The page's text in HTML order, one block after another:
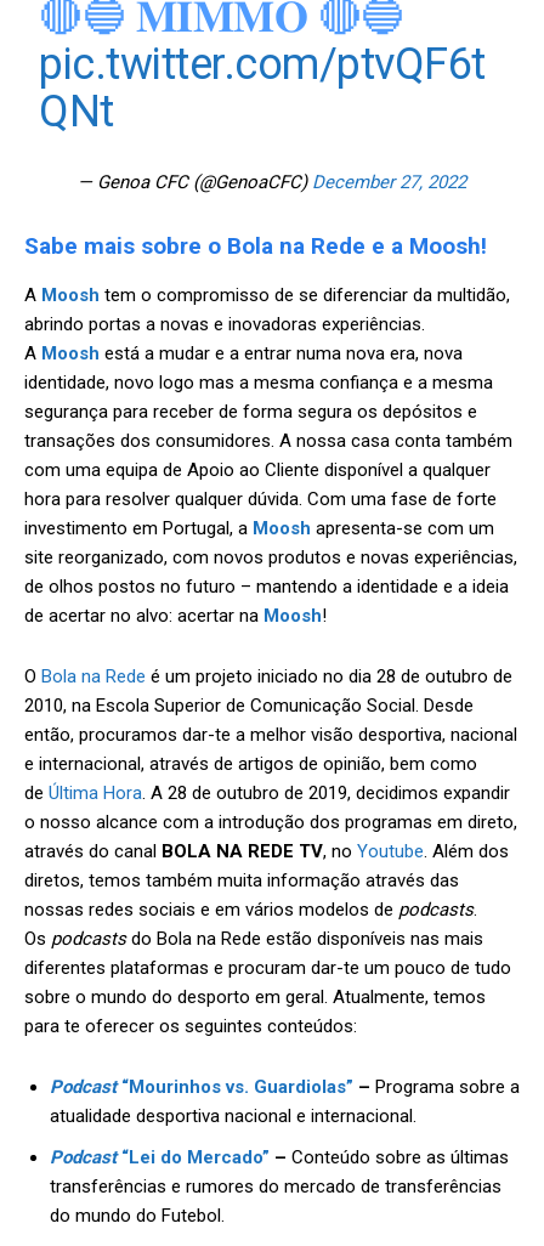
🔴🔵 𝐌𝚰𝐌𝐌𝐎 🔴🔵
pic.twitter.com/ptvQF6t
QNt
— Genoa CFC (@GenoaCFC) December 27, 2022
Sabe mais sobre o Bola na Rede e a Moosh!
A Moosh tem o compromisso de se diferenciar da multidão,
abrindo portas a novas e inovadoras experiências.
A Moosh está a mudar e a entrar numa nova era, nova
identidade, novo logo mas a mesma confiança e a mesma
segurança para receber de forma segura os depósitos e
transações dos consumidores. A nossa casa conta também
com uma equipa de Apoio ao Cliente disponível a qualquer
hora para resolver qualquer dúvida. Com uma fase de forte
investimento em Portugal, a Moosh apresenta-se com um
site reorganizado, com novos produtos e novas experiências,
de olhos postos no futuro – mantendo a identidade e a ideia
de acertar no alvo: acertar na Moosh!
O Bola na Rede é um projeto iniciado no dia 28 de outubro de
2010, na Escola Superior de Comunicação Social. Desde
então, procuramos dar-te a melhor visão desportiva, nacional
e internacional, através de artigos de opinião, bem como
de Última Hora. A 28 de outubro de 2019, decidimos expandir
o nosso alcance com a introdução dos programas em direto,
através do canal BOLA NA REDE TV, no Youtube. Além dos
diretos, temos também muita informação através das
nossas redes sociais e em vários modelos de podcasts.
Os podcastsdo Bola na Rede estão disponíveis nas mais
diferentes plataformas e procuram dar-te um pouco de tudo
sobre o mundo do desporto em geral. Atualmente, temos
para te oferecer os seguintes conteúdos:
Podcast“Mourinhos vs. Guardiolas” – Programa sobre a
atualidade desportiva nacional e internacional.
Podcast“Lei do Mercado” – Conteúdo sobre as últimas
transferências e rumores do mercado de transferências
do mundo do Futebol.